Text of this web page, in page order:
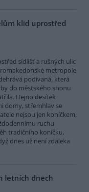
klid uprostřed
sídlišť a rušných ulic
metropole
podívaná, která
do městského shonu
Hejno desítek
domy, střemhlav se
nejsou jen koníčkem,
ruchu
tradičního koníčku,
dnes už není zdaleka
letních dnech